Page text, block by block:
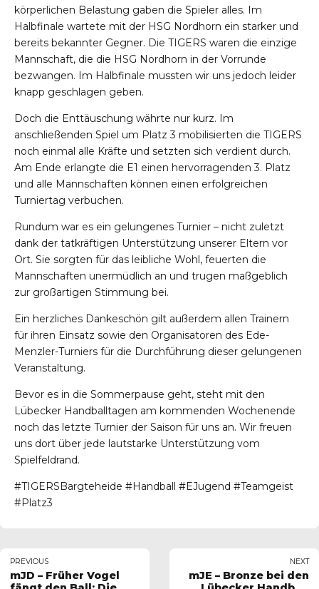
körperlichen Belastung gaben die Spieler alles. Im
Halbfinale wartete mit der HSG Nordhorn ein starker und
bereits bekannter Gegner. Die TIGERS waren die einzige
Mannschaft, die die HSG Nordhorn in der Vorrunde
bezwangen. Im Halbfinale mussten wir uns jedoch leider
knapp geschlagen geben.
Doch die Enttäuschung währte nur kurz. Im
anschließenden Spiel um Platz 3 mobilisierten die TIGERS
noch einmal alle Kräfte und setzten sich verdient durch.
Am Ende erlangte die E1 einen hervorragenden 3. Platz
und alle Mannschaften können einen erfolgreichen
Turniertag verbuchen.
Rundum war es ein gelungenes Turnier – nicht zuletzt
dank der tatkräftigen Unterstützung unserer Eltern vor
Ort. Sie sorgten für das leibliche Wohl, feuerten die
Mannschaften unermüdlich an und trugen maßgeblich
zur großartigen Stimmung bei.
Ein herzliches Dankeschön gilt außerdem allen Trainern
für ihren Einsatz sowie den Organisatoren des Ede-
Menzler-Turniers für die Durchführung dieser gelungenen
Veranstaltung.
Bevor es in die Sommerpause geht, steht mit den
Lübecker Handballtagen am kommenden Wochenende
noch das letzte Turnier der Saison für uns an. Wir freuen
uns dort über jede lautstarke Unterstützung vom
Spielfeldrand.
#TIGERSBargteheide #Handball #EJugend #Teamgeist
#Platz3
PREVIOUS
mJD – Früher Vogel
NEXT
mJE – Bronze bei den